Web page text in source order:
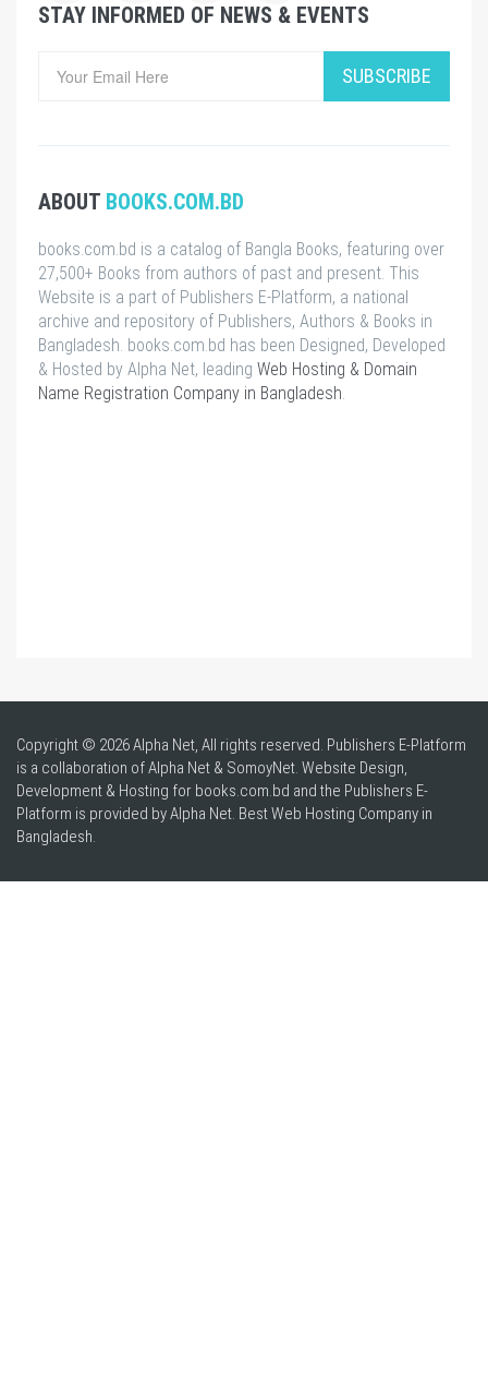
STAY INFORMED OF NEWS & EVENTS
SUBSCRIBE
ABOUT BOOKS.COM.BD
books.com.bd is a catalog of Bangla Books, featuring over
27,500+ Books from authors of past and present. This
Website is a part of Publishers E-Platform, a national
archive and repository of Publishers, Authors & Books in
Bangladesh. books.com.bd has been Designed, Developed
& Hosted by Alpha Net, leading Web Hosting & Domain
Name Registration Company in Bangladesh
Copyright © 2026 Alpha Net, All rights reserved. Publishers E-Platform
is a collaboration of Alpha Net & SomoyNet. Website Design,
Development & Hosting for books.com.bd and the Publishers E-
Platform is provided by Alpha Net. BestWeb Hosting Company in
Bangladesh.